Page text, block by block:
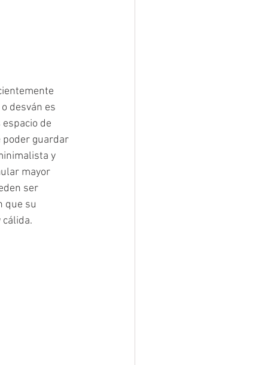
desván es
de
poder guardar
y
mayor
ser
que su
cálida.